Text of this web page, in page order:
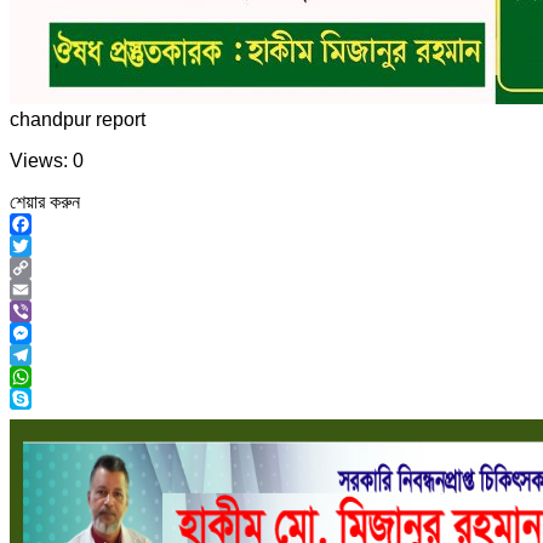
chandpur report
Views: 0
শেয়ার করুন
Facebook
Twitter
Copy
Link
Email
Viber
Messenger
Telegram
WhatsApp
Skype